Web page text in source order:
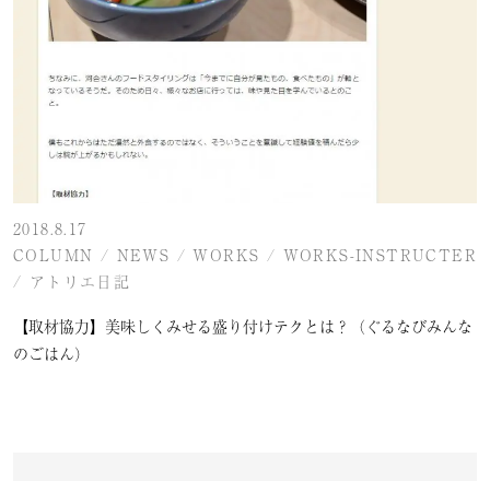
2018.8.17
COLUMN / NEWS /WORKS / WORKS-INSTRUCTER
/ アトリエ日記
【取材協力】美味しくみせる盛り付けテクとは？（ぐるなびみんな
のごはん）